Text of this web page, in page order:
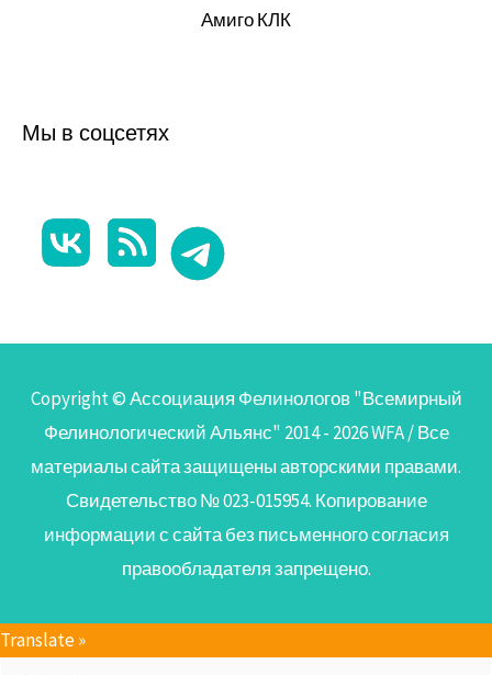
Амиго КЛК
Мы в соцсетях
Copyright © Ассоциация Фелинологов "Всемирный
Фелинологический Альянс" 2014 - 2026WFA/ Все
материалы сайта защищены авторскими правами.
Свидетельство № 023-015954. Копирование
информации с сайта без письменного согласия
правообладателя запрещено.
Translate »